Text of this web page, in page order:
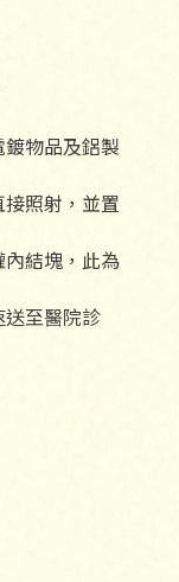
物品及鋁製
照射，並置
結塊，此為
至醫院診